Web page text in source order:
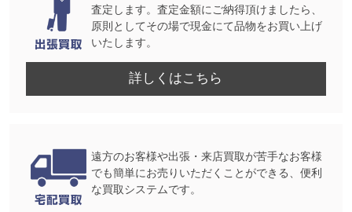
査定します。査定金額にご納得頂けましたら、
原則としてその場で現金にて品物をお買い上げ
いたします。
詳しくはこちら
遠方のお客様や出張・来店買取が苦手なお客様
でも簡単にお売りいただくことができる、便利
な買取システムです。